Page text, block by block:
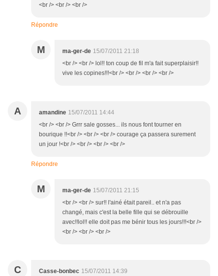
<br /> <br /> <br />
Répondre
M ma-ger-de 15/07/2011 21:18
<br /> <br /> lol!! ton coup de fil m'a fait superplaisir!!
vive les copines!!!<br /> <br /> <br /> <br />
A amandine 15/07/2011 14:44
<br /> <br /> Grrr sale gosses... ils nous font tourner en
bourique !!<br /> <br /> <br /> courage ça passera surement
un jour !<br /> <br /> <br /> <br />
Répondre
M ma-ger-de 15/07/2011 21:15
<br /> <br /> sur!! l'ainé était pareil.. et n'a pas
changé, mais c'est la belle fille qui se débrouille
avec!!lol!! elle doit pas me bénir tous les jours!!!<br />
<br /> <br /> <br />
C Casse-bonbec 15/07/2011 14:39